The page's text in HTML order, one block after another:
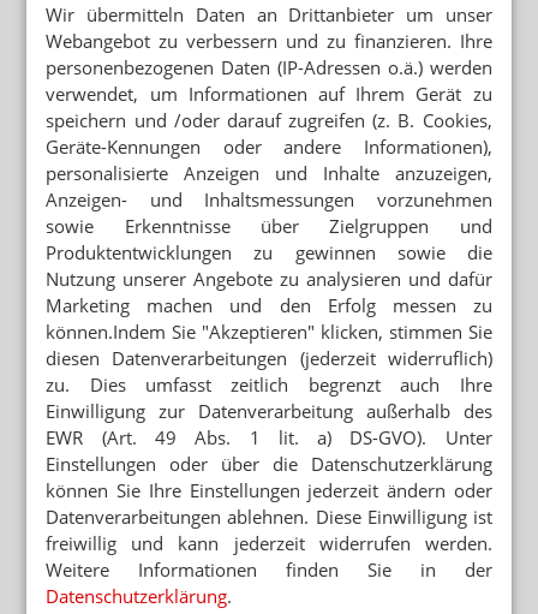
Wir übermitteln Daten an Drittanbieter um unser
Webangebot zu verbessern und zu finanzieren. Ihre
personenbezogenen Daten (IP-Adressen o.ä.) werden
verwendet, um Informationen auf Ihrem Gerät zu
speichern und /oder darauf zugreifen (z. B. Cookies,
Geräte-Kennungen oder andere Informationen),
personalisierte Anzeigen und Inhalte anzuzeigen,
Anzeigen- und Inhaltsmessungen vorzunehmen
sowie Erkenntnisse über Zielgruppen und
Produktentwicklungen zu gewinnen sowie die
Nutzung unserer Angebote zu analysieren und dafür
Marketing machen und den Erfolg messen zu
können.Indem Sie "Akzeptieren" klicken, stimmen Sie
diesen Datenverarbeitungen (jederzeit widerruflich)
zu. Dies umfasst zeitlich begrenzt auch Ihre
Einwilligung zur Datenverarbeitung außerhalb des
EWR (Art. 49 Abs. 1 lit. a) DS-GVO). Unter
Einstellungen oder über die Datenschutzerklärung
können Sie Ihre Einstellungen jederzeit ändern oder
Datenverarbeitungen ablehnen. Diese Einwilligung ist
freiwillig und kann jederzeit widerrufen werden.
Weitere Informationen finden Sie in der
Datenschutzerklärung.
APORETRO – DER SATIRISCHE
WOCHENRÜCKBLICK
Wegen Hitze: „Wir sind jetzt im Keller“
Mehr zum Thema
FREITAG WIRD AUFSICHTSRATSCHEF
Phoenix übernimmt Kontrolle bei Linda
IBUPROFEN UND PARACETAMOL
Linda bringt erste OTC-Eigenmarke
KOOPERATIONEN
Easy-Apotheke wächst mit Rx
Mehr aus Ressort
DEAL LÄSST AUF SICH WARTEN
Platform Group: Polstermöbel vor AEP
PARTNER VON RX-PLATTFORMEN
Abnehmspritzen: Reimporteur spielt Versandapotheke